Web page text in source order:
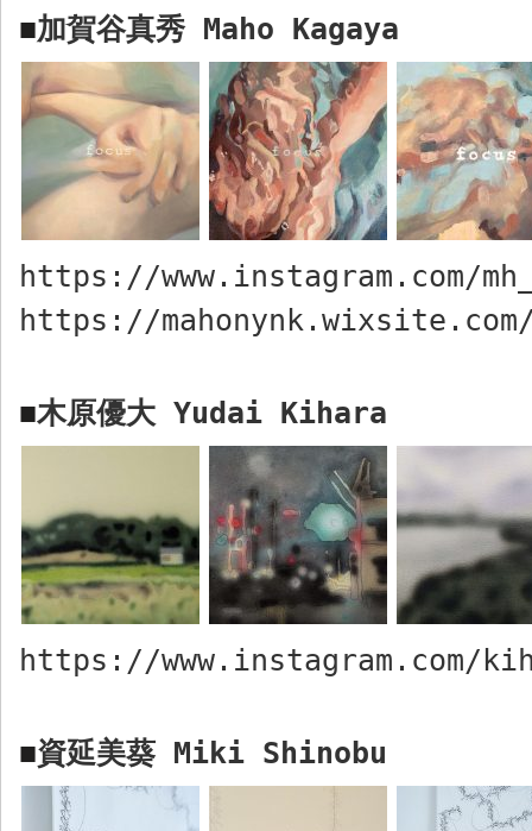
■加賀谷真秀 Maho Kagaya
https://www.instagram.com/
https://
■木原優大 Yudai Kihara
https://www.instagram.com/
■資延美葵 Miki Shinobu